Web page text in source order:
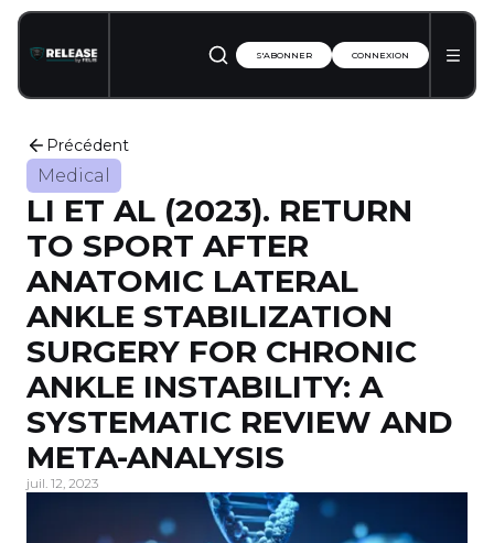
S'ABONNER CONNEXION
Précédent
Medical
LI ET AL (2023). RETURN
TO SPORT AFTER
ANATOMIC LATERAL
ANKLE STABILIZATION
SURGERY FOR CHRONIC
ANKLE INSTABILITY: A
SYSTEMATIC REVIEW AND
META-ANALYSIS
juil. 12, 2023